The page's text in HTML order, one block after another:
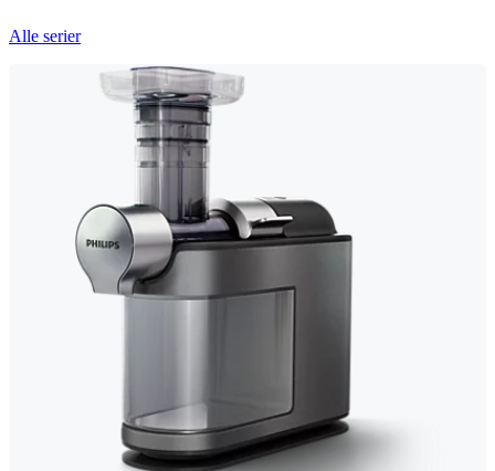
Alle serier